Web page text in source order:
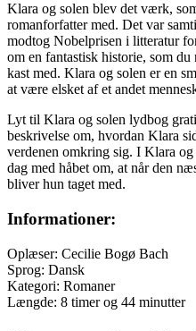
Klara og solen blev det værk,
romanforfatter med. Det var
modtog Nobelprisen i litteratur
om en fantastisk historie, som
kast med. Klara og solen er en
at være elsket af et andet
Lyt til Klara og solen lydbog
beskrivelse om, hvordan Klara
verdenen omkring sig. I Klara
dag med håbet om, at når den
bliver hun taget med.
Informationer:
Oplæser: Cecilie Bogø Bach
Sprog: Dansk
Kategori: Romaner
Længde: 8 timer og 44 minutter